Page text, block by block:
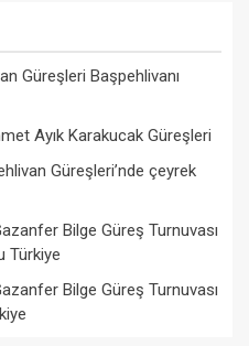
Güreşleri Başpehlivanı
Ayık Karakucak Güreşleri
Güreşleri’nde çeyrek
Bilge Güreş Turnuvası
Türkiye
Bilge Güreş Turnuvası